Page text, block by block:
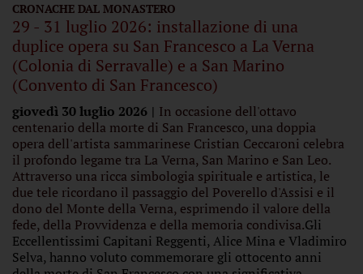
CRONACHE DAL MONASTERO
29 - 31 luglio 2026: installazione di una
duplice opera su San Francesco a La Verna
(Colonia di Serravalle) e a San Marino
(Convento di San Francesco)
giovedì 30 luglio 2026
In occasione dell'ottavo
centenario della morte di San Francesco, una doppia
opera dell'artista sammarinese Cristian Ceccaroni celebra
il profondo legame tra La Verna, San Marino e San Leo.
Attraverso una ricca simbologia spirituale e artistica, le
due tele ricordano il passaggio del Poverello d'Assisi e il
dono del Monte della Verna, esprimendo il valore della
fede, della Provvidenza e della memoria condivisa.Gli
Eccellentissimi Capitani Reggenti, Alice Mina e Vladimiro
Selva, hanno voluto commemorare gli ottocento anni